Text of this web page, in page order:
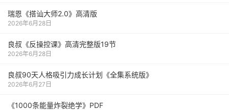
瑞恩《搭讪大师2.0》高清版
2026年6月28日
良叔《反操控课》高清完整版19节
2026年6月28日
良叔90天人格吸引力成长计划《全集系统版》
2026年6月27日
《1000‮能条‬‎量‮裂炸‬‎绝学》PDF